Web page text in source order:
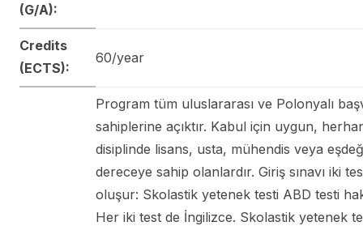
(G/A):
Credits
(ECTS):
60/year
Program tüm uluslararası ve Polonyalı
sahiplerine açıktır. Kabul için uygun,
disiplinde lisans, usta, mühendis veya
dereceye sahip olanlardır. Giriş sınavı iki
oluşur: Skolastik yetenek testi ABD testi
Her iki test de İngilizce. Skolastik yetenek